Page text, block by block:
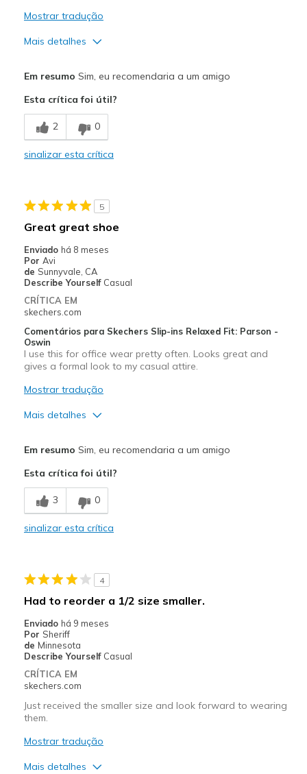
Mostrar tradução
Mais detalhes
Breathe Well
Comfortable
Melhores utilizações
Travel
Width
Sizing
View On Shoes
Shoes are for Wearing
Em resumo Sim, eu recomendaria a um amigo
Esta crítica foi útil?
2 0
sinalizar esta crítica
5
Great great shoe
Enviado há 8 meses
Por Avi
de Sunnyvale, CA
Describe Yourself Casual
CRÍTICA EM
skechers.com
Comentários para Skechers Slip-ins Relaxed Fit: Parson -
Oswin
I use this for office wear pretty often. Looks great and
gives a formal look to my casual attire.
Mostrar tradução
Mais detalhes
Breathe Well
Comfortable
Casual Wear
Width
Sizing
Feels true to size
View On Shoes
Em resumo Sim, eu recomendaria a um amigo
Esta crítica foi útil?
3 0
sinalizar esta crítica
4
Had to reorder a 1/2 size smaller.
Enviado há 9 meses
Por Sheriff
de Minnesota
Describe Yourself Casual
CRÍTICA EM
skechers.com
Just received the smaller size and look forward to wearing
them.
Mostrar tradução
Mais detalhes